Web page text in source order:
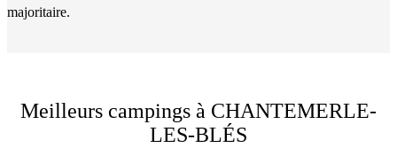
majoritaire.
Meilleurs campings à CHANTEMERLE-
LES-BLÉS